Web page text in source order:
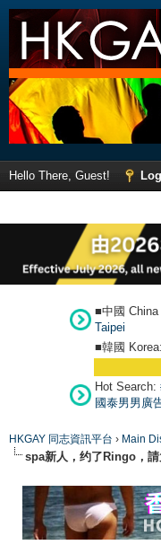
Hello There, Guest!
■中國 China
Taipei
■韓國 Korea:
Hot Search:
國泰男男廣
HKGAY 同志資訊平台 › Main
spa新人，约了Ringo，